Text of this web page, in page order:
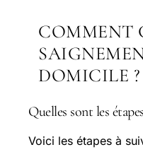
COMMENT
DOMICILE ?
Quelles sont les
Voici les étapes à